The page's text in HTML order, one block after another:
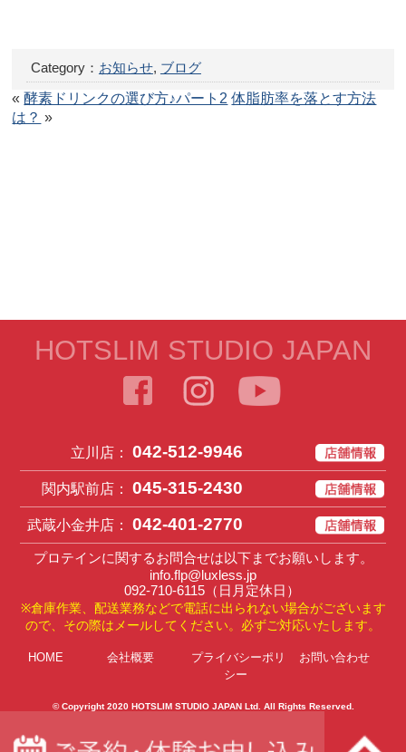
Category： お知らせ, ブログ
«酵素ドリンクの選び方♪パート2 体脂肪率を落とす方法
は？ »
HOTSLIM STUDIO JAPAN
立川店： 042-512-9946
関内駅前店： 045-315-2430
武蔵小金井店： 042-401-2770
プロテインに関するお問合せは以下までお願いします。
info.flp@luxless.jp
092-710-6115（日月定休日）
※倉庫作業、配送業務などで電話に出られない場合がございます
ので、その際はメールしてください。必ずご対応いたします。
HOME 会社概要
プライバシーポリ
シー
お問い合わせ
© Copyright 2020 HOTSLIM STUDIO JAPAN Ltd. All Rights Reserved.